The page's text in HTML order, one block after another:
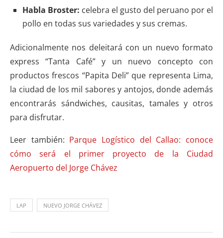
Habla Broster: celebra el gusto del peruano por el
pollo en todas sus variedades y sus cremas.
Adicionalmente nos deleitará con un nuevo formato
express “Tanta Café” y un nuevo concepto con
productos frescos “Papita Deli” que representa Lima,
la ciudad de los mil sabores y antojos, donde además
encontrarás sándwiches, causitas, tamales y otros
para disfrutar.
Leer también: Parque Logístico del Callao: conoce
cómo será el primer proyecto de la Ciudad
Aeropuerto del Jorge Chávez
LAP NUEVO JORGE CHÁVEZ